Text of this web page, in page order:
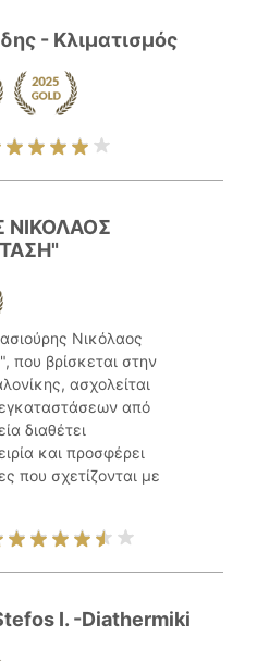
- Κλιματισμός
ΝΙΚΟΛΑΟΣ
Νικόλαος
που βρίσκεται στην
ασχολείται
από
διαθέτει
και προσφέρει
που σχετίζονται με
I. -Diathermiki